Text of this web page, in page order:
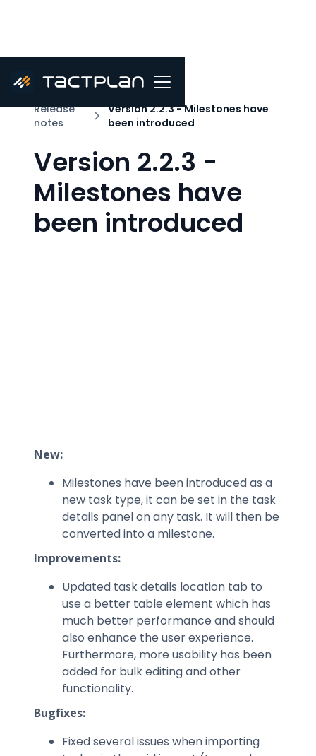
Release
notes
Version 2.2.3 - Milestones have
been introduced
Version 2.2.3 -
Milestones have
been introduced
New:
Milestones have been introduced as a
new task type, it can be set in the task
details panel on any task. It will then be
converted into a milestone.
Improvements:
Updated task details location tab to
use a better table element which has
much better performance and should
also enhance the user experience.
Furthermore, more usability has been
added for bulk editing and other
functionality.
Bugfixes:
Fixed several issues when importing